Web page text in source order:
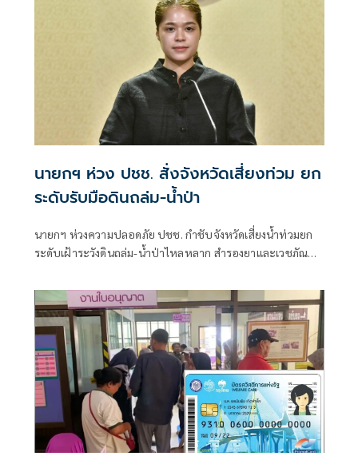
นายกฯ ห่วง ปชช. สั่งจังหวัดเสี่ยงท่วม ยก
ระดับรับมือดินถล่ม-น้ำป่า
นายกฯ ห่วงความปลอดภัย ปชช. กำชับจังหวัดเสี่ยงน้ำท่วมยก
ระดับเฝ้าระวังดินถล่ม-น้ำป่าไหลหลาก สำรองยาและเวชภัณฑ์